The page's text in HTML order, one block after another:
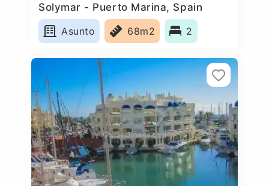
Solymar - Puerto Marina, Spain
Asunto
68m2 2